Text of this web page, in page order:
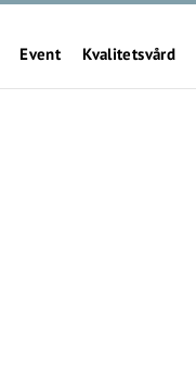
Event Kvalitetsvård